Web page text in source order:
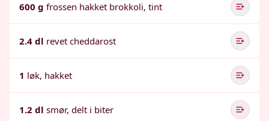
600 g frossen hakket brokkoli, tint
2.4 dl revet cheddarost
1 løk, hakket
1.2 dl smør, delt i biter